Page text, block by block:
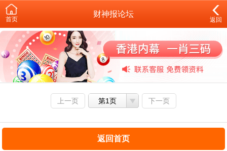
首页
财神报论坛
返回
上一页 第1页 下一页
返回首页